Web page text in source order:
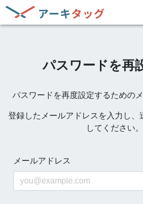
パスワードを再
パスワードを再度設定するための
登録したメールアドレスを入力し、
してください。
メールアドレス